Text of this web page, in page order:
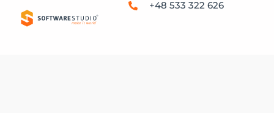
+48 533 322 626